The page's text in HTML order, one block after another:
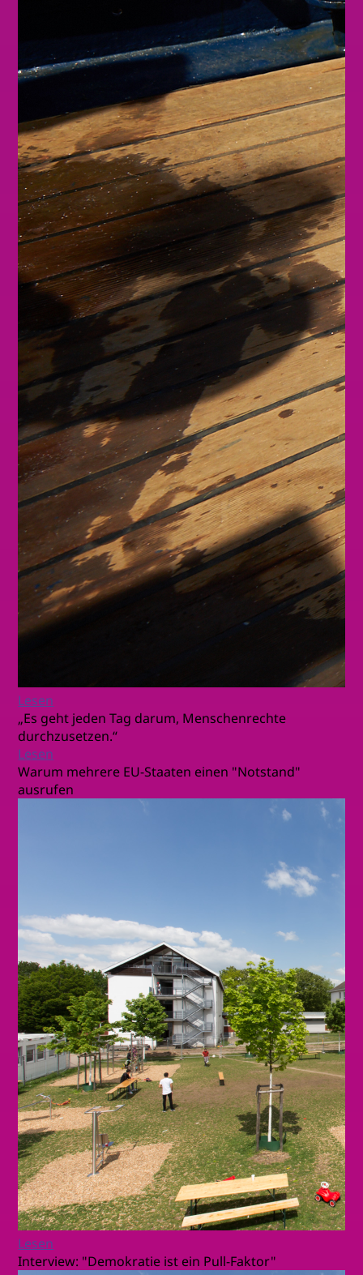
Lesen
„Es geht jeden Tag darum, Menschenrechte
durchzusetzen.“
Lesen
Warum mehrere EU-Staaten einen "Notstand"
ausrufen
Lesen
Interview: "Demokratie ist ein Pull-Faktor"